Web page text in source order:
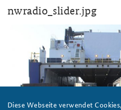
Advisory Board
Organisation
The Association of Friends
Partners
Young Leaders in Security Policy
Seminars, Conferences
Security Policy Course for
Core Course on Security Policy
German Forum on Security
Public Events
Working Papers
nwradio_slider.jpg
Diese Webseite verwendet